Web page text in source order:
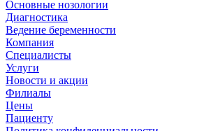
Основные нозологии
Диагностика
Ведение беременности
Компания
Специалисты
Услуги
Новости и акции
Филиалы
Цены
Пациенту